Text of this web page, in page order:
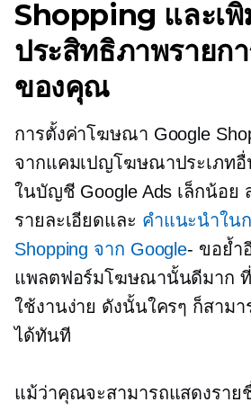
Shopping และเพิ่
ประสิทธิภาพราย
ของคุณ
การตั้งค่าโฆษณา Google
จากแคมเปญโฆษณาประเภท
ในบัญชี Google Ads เล็กน้อย
รายละเอียดและ คำแนะนำใน
Shopping จาก Google- ขอย้ำ
แพลตฟอร์มโฆษณานั้นดีมาก
ใช้งานง่าย ดังนั้นใครๆ ก็สามา
ได้ทันที
แม้ว่าคุณจะสามารถแสดงราย